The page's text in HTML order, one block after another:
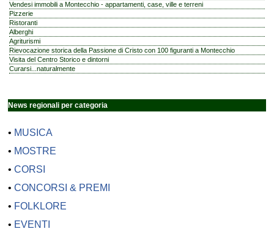
Vendesi immobili a Montecchio - appartamenti, case, ville e terreni
Pizzerie
Ristoranti
Alberghi
Agriturismi
Rievocazione storica della Passione di Cristo con 100 figuranti a Montecchio
Visita del Centro Storico e dintorni
Curarsi...naturalmente
News regionali per categoria
• MUSICA
• MOSTRE
•CORSI
•CONCORSI & PREMI
• FOLKLORE
• EVENTI